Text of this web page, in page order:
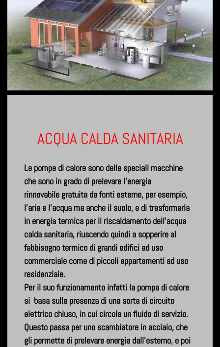
ACQUA CALDA SANITARIA
Le pompe di calore sono delle speciali macchine
che sono in grado di prelevare l'energia
rinnovabile gratuita da fonti esterne, per esempio,
l'aria e l'acqua ma anche il suolo, e di trasformarla
in energia termica per il riscaldamento dell'acqua
calda sanitaria, riuscendo quindi a sopperire al
fabbisogno termico di grandi edifici ad uso
commerciale come di piccoli appartamenti ad uso
residenziale.
Per il suo funzionamento infatti la pompa di calore
si basa sulla presenza di una sorta di circuito
elettrico chiuso, in cui circola un fluido di servizio.
Questo passa per uno scambiatore in acciaio, che
gli permette di prelevare energia dall'esterno, e poi